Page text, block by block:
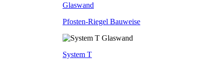
Glaswand
Pfosten-Riegel Bauweise
System T